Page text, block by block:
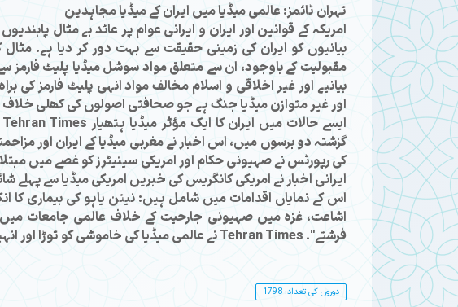
تہران ٹائمز: عالمی میڈیا میں ایران کے میڈیا مجاہدین
امریکہ کے قوانین اور ایران و ایرانی عوام پر عائد بے مثال
بیانیوں کو ایران کی زمینی حقیقت سے بہت دور کر دیا ہے۔
مقبولیت کے باوجود، ان سے متعلق مواد سوشل میڈیا پلیٹ فارمز
بیانیے اور غیر اخلاقی و اسلام مخالف مواد انہی پلیٹ فارمز کی
اور غیر متوازن میڈیا جنگ ہے جو صحافتی اصولوں کی کھلی خلاف
گزشتہ دو برسوں میں، اس اخبار نے مغربی میڈیا کے ایران اور
کی رپورٹس نے صہیونی حکام اور امریکی سینیٹرز کو غصے میں
ایرانی اخبار نے امریکی کانگریس کی خبریں امریکی میڈیا سے پہلے
اس کے نمایاں اقدامات میں شامل ہیں: نیتن یاہو کی بیماری کا
اشاعت، غزہ میں صہیونی جارحیت کے خلاف عالمی جامعات
فرشتے"۔ Tehran Times نے عالمی میڈیا کی خاموشی کو توڑا اور انہیں ردعمل دینے پر مجبور کیا۔
دوروں کی تعداد: 1798